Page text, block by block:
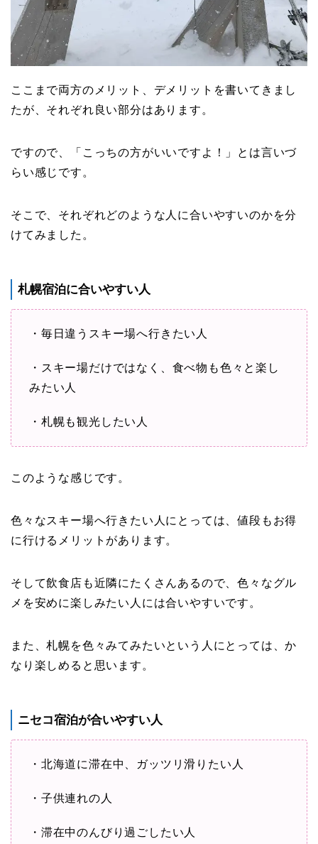
ここまで両方のメリット、デメリットを書いてきまし
たが、それぞれ良い部分はあります。
ですので、「こっちの方がいいですよ！」とは言いづ
らい感じです。
そこで、それぞれどのような人に合いやすいのかを分
けてみました。
札幌宿泊に合いやすい人
・毎日違うスキー場へ行きたい人
・スキー場だけではなく、食べ物も色々と楽し
みたい人
・札幌も観光したい人
このような感じです。
色々なスキー場へ行きたい人にとっては、値段もお得
に行けるメリットがあります。
そして飲食店も近隣にたくさんあるので、色々なグル
メを安めに楽しみたい人には合いやすいです。
また、札幌を色々みてみたいという人にとっては、か
なり楽しめると思います。
ニセコ宿泊が合いやすい人
・北海道に滞在中、ガッツリ滑りたい人
・子供連れの人
・滞在中のんびり過ごしたい人